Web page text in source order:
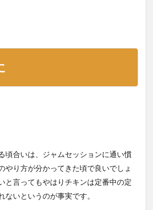
頃合いは、ジャムセッションに通い慣
やり方が分かってきた頃で良いでしょ
と言ってもやはりチキンは定番中の定
ないというのが事実です。